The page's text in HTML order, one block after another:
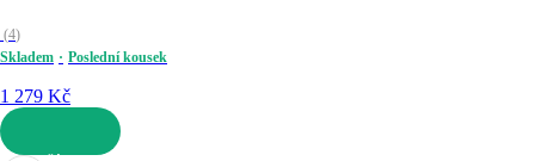
(4)
Skladem
Poslední kousek
1 279 Kč